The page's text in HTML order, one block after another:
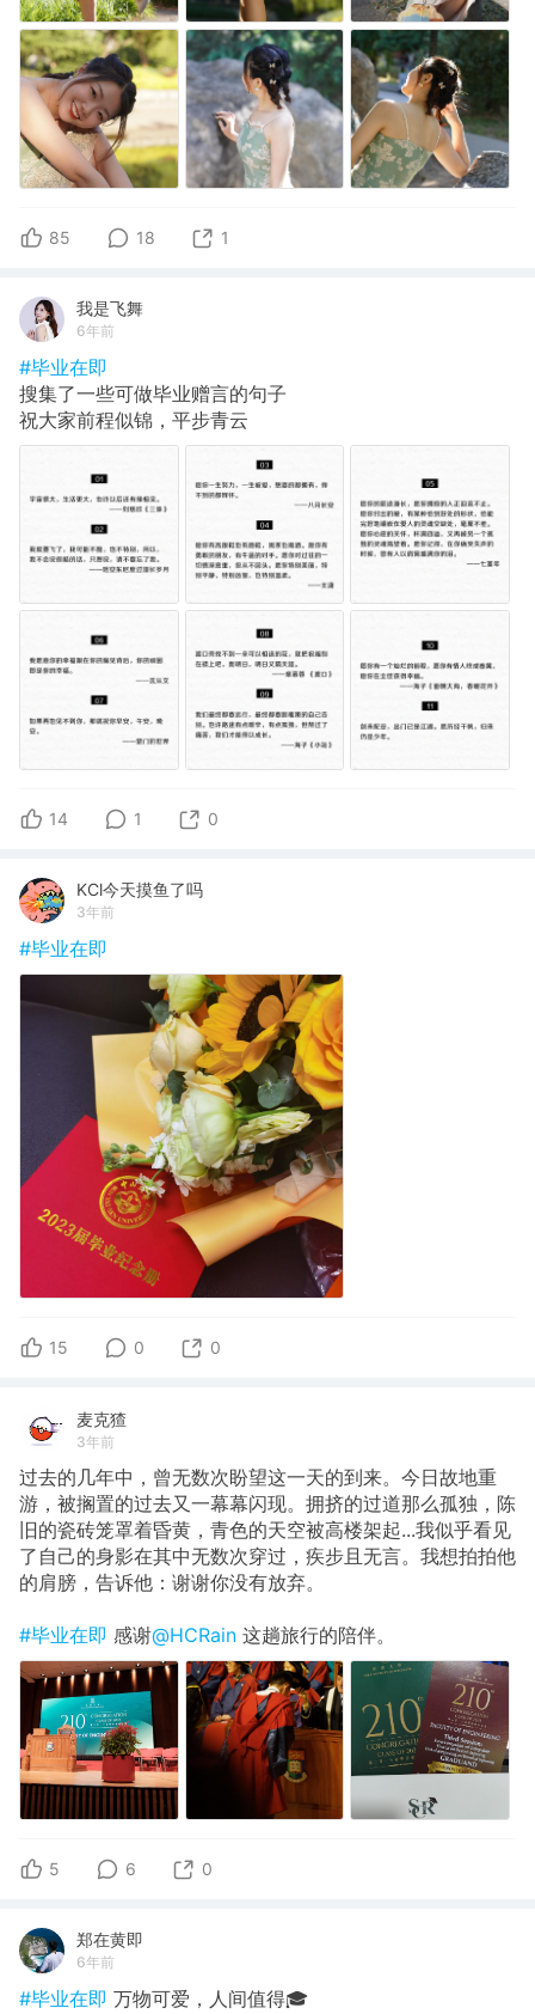
85 18 1
我是飞舞
6年前
#毕业在即
搜集了一些可做毕业赠言的句子
祝大家前程似锦，平步青云
14 1 0
KCl今天摸鱼了吗
3年前
#毕业在即
15 0 0
麦克猹
3年前
过去的几年中，曾无数次盼望这一天的到来。今日故地重
游，被搁置的过去又一幕幕闪现。拥挤的过道那么孤独，陈
旧的瓷砖笼罩着昏黄，青色的天空被高楼架起...我似乎看见
了自己的身影在其中无数次穿过，疾步且无言。我想拍拍他
的肩膀，告诉他：谢谢你没有放弃。
#毕业在即 感谢@HCRain 这趟旅行的陪伴。
5 6 0
郑在黄即
6年前
#毕业在即 万物可爱，人间值得🎓